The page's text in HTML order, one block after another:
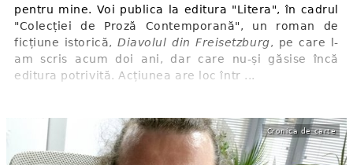
pentru mine. Voi publica la editura "Litera", în cadrul
"Colecției de Proză Contemporană", un roman de
ficțiune istorică,Diavolul din Freisetzburg, pe care l-
am scris acum doi ani, dar care nu-și găsise încă
editura potrivită. Acțiunea are loc într ...
Cronica de carte